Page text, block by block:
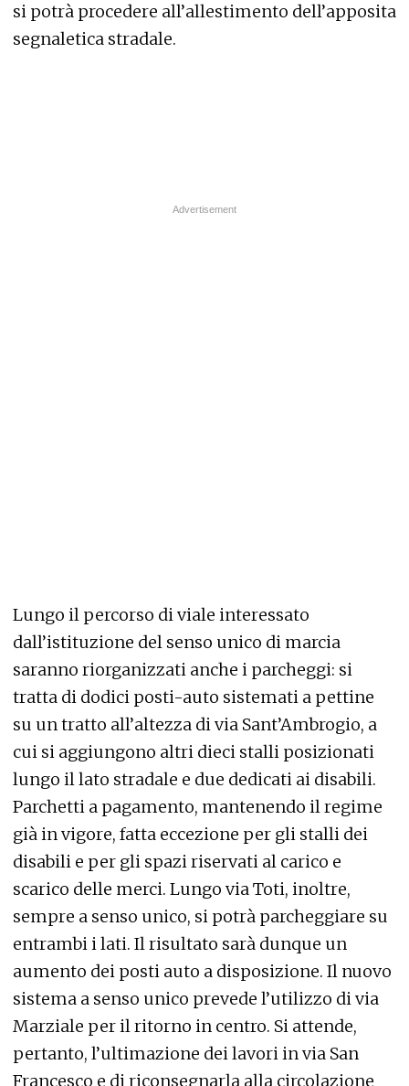
si potrà procedere all’allestimento dell’apposita
segnaletica stradale.
Lungo il percorso di viale interessato
dall’istituzione del senso unico di marcia
saranno riorganizzati anche i parcheggi: si
tratta di dodici posti-auto sistemati a pettine
su un tratto all’altezza di via Sant’Ambrogio, a
cui si aggiungono altri dieci stalli posizionati
lungo il lato stradale e due dedicati ai disabili.
Parchetti a pagamento, mantenendo il regime
già in vigore, fatta eccezione per gli stalli dei
disabili e per gli spazi riservati al carico e
scarico delle merci. Lungo via Toti, inoltre,
sempre a senso unico, si potrà parcheggiare su
entrambi i lati. Il risultato sarà dunque un
aumento dei posti auto a disposizione. Il nuovo
sistema a senso unico prevede l’utilizzo di via
Marziale per il ritorno in centro. Si attende,
pertanto, l’ultimazione dei lavori in via San
Francesco e di riconsegnarla alla circolazione